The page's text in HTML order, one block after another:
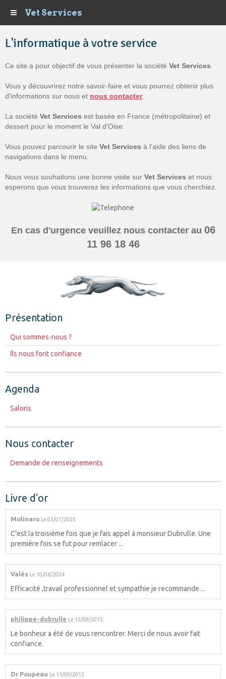
Vet Services
L'informatique à votre service
Ce site a pour objectif de vous présenter la société Vet Services
Vous y découvrirez notre savoir-faire et vous pourrez obtenir plus
d'informations sur nous et nous contacter.
La société Vet Services est basée en France (métropolitaine) et
dessert pour le moment le Val d'Oise.
Vous pouvez parcourir le site Vet Services à l'aide des liens de
navigations dans le menu.
Nous vous souhaitons une bonne visite sur Vet Services et nous
esperons que vous trouverez les informations que vous cherchiez.
En cas d'urgence veuillez nous contacter au 06
11 96 18 46
Présentation
Qui sommes-nous ?
Ils nous font confiance
Agenda
Salons
Nous contacter
Demande de renseignements
Livre d'or
Molinaro Le 03/07/2025
C'est la troisième fois que je fais appel à monsieur Dubrulle. Une
première fois se fut pour remlacer ...
Valès Le 10/06/2024
Efficacité ,travail professionnel et sympathie je recommande ...
philippe-dubrulle Le 15/09/2015
Le bonheur a été de vous rencontrer. Merci de nous avoir fait
confiance.
Dr Poupeau Le 13/09/2015